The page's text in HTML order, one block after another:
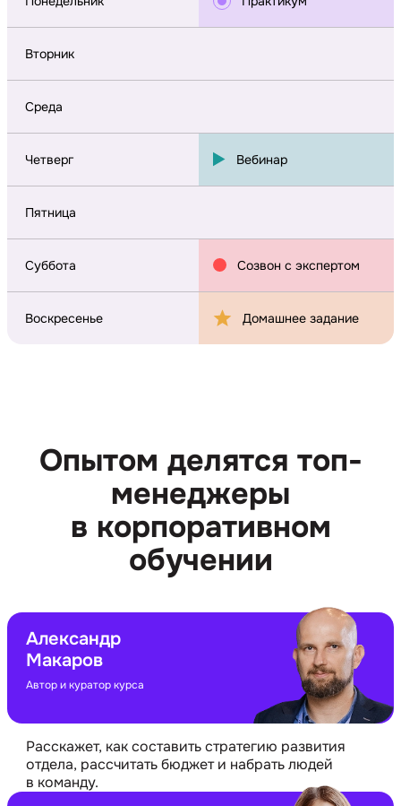
Вторник
Среда
Четверг Вебинар
Пятница
Суббота Созвон с экспертом
Воскресенье Домашнее задание
Опытом делятся топ-
менеджеры
в корпоративном
обучении
Александр
Макаров
Автор и куратор курса
Расскажет, как составить стратегию развития
отдела, рассчитать бюджет и набрать людей
в команду.